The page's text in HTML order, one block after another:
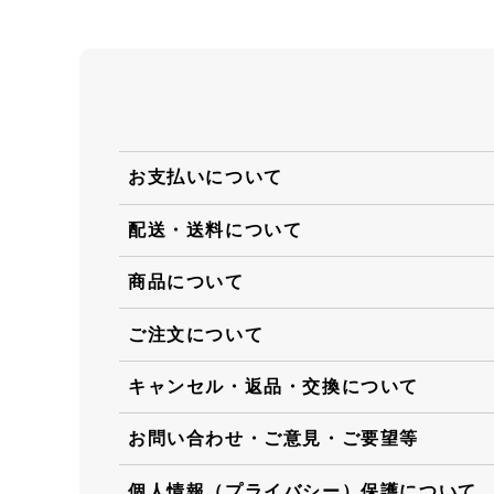
お支払いについて
配送・送料について
商品について
ご注文について
キャンセル・返品・交換について
お問い合わせ・ご意見・ご要望等